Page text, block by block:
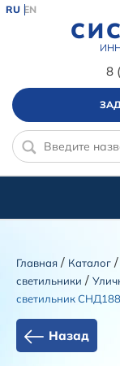
8
RU EN
Главная / Каталог /
светильники /
светильник
Назад